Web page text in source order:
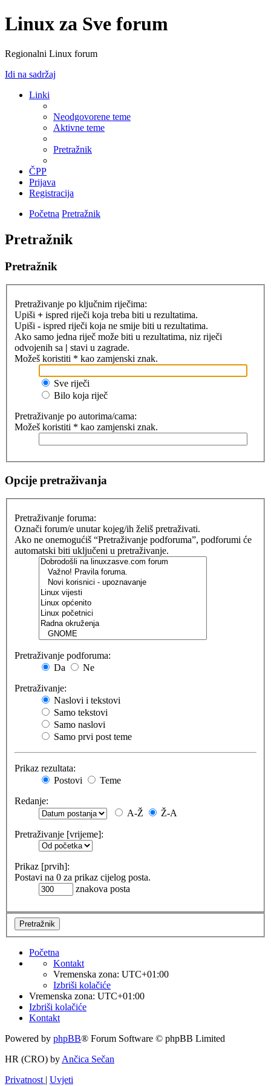
Linux za Sve forum
Regionalni Linux forum
Idi na sadržaj
Linki
Neodgovorene teme
Aktivne teme
Pretražnik
ČPP
Prijava
Registracija
Početna Pretražnik
Pretražnik
Pretražnik
Pretraživanje po ključnim riječima:
Upiši + ispred riječi koja treba biti u rezultatima.
Upiši - ispred riječi koja ne smije biti u rezultatima.
Ako samo jedna riječ može biti u rezultatima, niz riječi
odvojenih sa | stavi u zagrade.
Možeš koristiti * kao zamjenski znak.
Sve riječi
Bilo koja riječ
Pretraživanje po autorima/cama:
Možeš koristiti * kao zamjenski znak.
Opcije pretraživanja
Pretraživanje foruma:
Označi forum/e unutar kojeg/ih želiš pretraživati.
Ako ne onemogućiš “Pretraživanje podforuma”, podforumi će
automatski biti uključeni u pretraživanje.
Pretraživanje podforuma:
Da
Ne
Pretraživanje:
Naslovi i tekstovi
Samo tekstovi
Samo naslovi
Samo prvi post teme
Prikaz rezultata:
Postovi
Teme
Redanje:
A-Ž
Ž-A
Pretraživanje [vrijeme]:
Prikaz [prvih]:
Postavi na 0 za prikaz cijelog posta.
znakova posta
Početna
Kontakt
Vremenska zona: UTC+01:00
Izbriši kolačiće
Vremenska zona: UTC+01:00
Izbriši kolačiće
Kontakt
Powered by phpBB® Forum Software © phpBB Limited
HR (CRO) by Ančica Sečan
Privatnost | Uvjeti